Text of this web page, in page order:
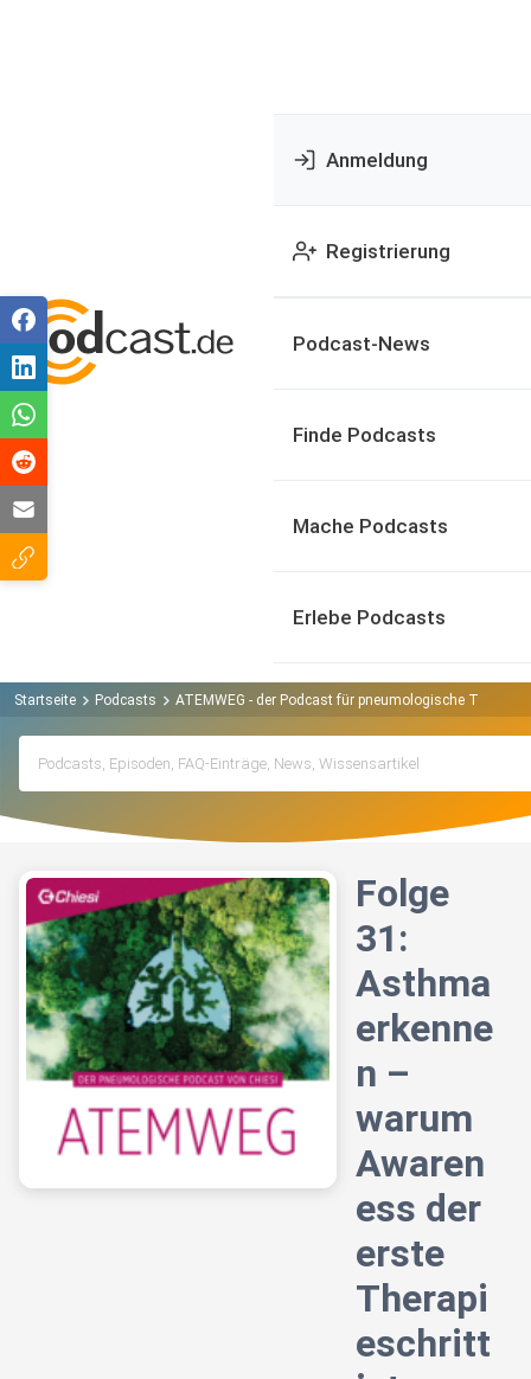
Anmeldung
Registrierung
Podcast-News
Finde Podcasts
Mache Podcasts
Erlebe Podcasts
Startseite Podcasts ATEMWEG - der Podcast für pneumologische Themen
Folge
31:
Asthma
erkenne
n –
warum
Awaren
ess der
erste
Therapi
eschritt